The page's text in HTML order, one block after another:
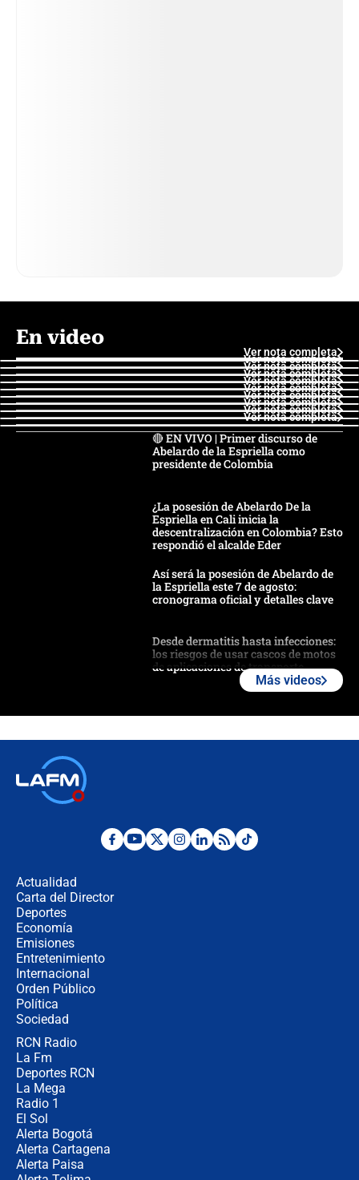
En video
Ver nota completa
Ver nota completa
Ver nota completa
Ver nota completa
Ver nota completa
Ver nota completa
Ver nota completa
Ver nota completa
Ver nota completa
Ver nota completa
🔴 EN VIVO | Primer discurso de
Abelardo de la Espriella como
presidente de Colombia
¿La posesión de Abelardo De la
Espriella en Cali inicia la
descentralización en Colombia? Esto
respondió el alcalde Eder
Así será la posesión de Abelardo de
la Espriella este 7 de agosto:
cronograma oficial y detalles clave
Desde dermatitis hasta infecciones:
los riesgos de usar cascos de motos
de aplicaciones de transporte
Posesión de Abelardo De La Espriella
Más videos
Actualidad
Carta del Director
Deportes
Economía
Emisiones
Entretenimiento
Internacional
Orden Público
Política
Sociedad
RCN Radio
La Fm
Deportes RCN
La Mega
Radio 1
El Sol
Alerta Bogotá
Alerta Cartagena
Alerta Paisa